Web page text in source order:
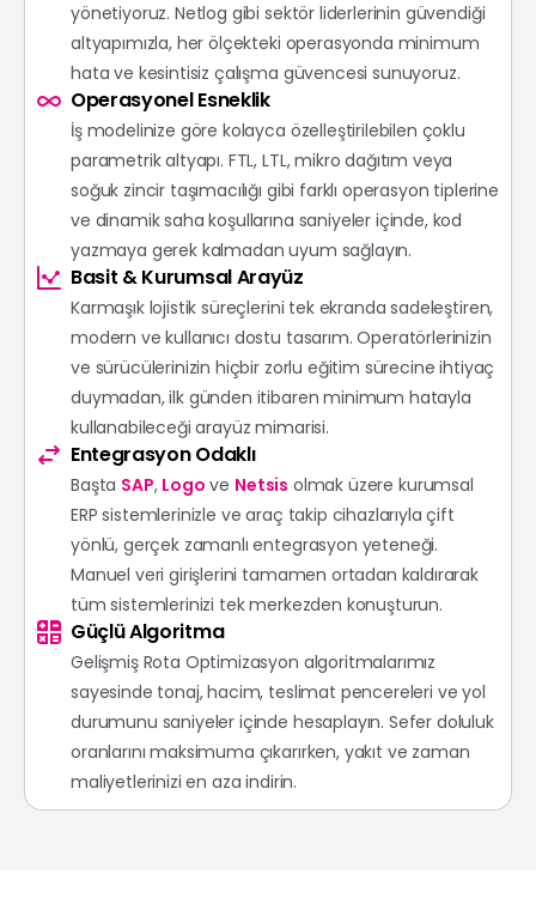
yönetiyoruz. Netlog gibi sektör liderlerinin güvendiği
altyapımızla, her ölçekteki operasyonda minimum
hata ve kesintisiz çalışma güvencesi sunuyoruz.
Operasyonel Esneklik
İş modelinize göre kolayca özelleştirilebilen çoklu
parametrik altyapı. FTL, LTL, mikro dağıtım veya
soğuk zincir taşımacılığı gibi farklı operasyon tiplerine
ve dinamik saha koşullarına saniyeler içinde, kod
yazmaya gerek kalmadan uyum sağlayın.
Basit & Kurumsal Arayüz
Karmaşık lojistik süreçlerini tek ekranda sadeleştiren,
modern ve kullanıcı dostu tasarım. Operatörlerinizin
ve sürücülerinizin hiçbir zorlu eğitim sürecine ihtiyaç
duymadan, ilk günden itibaren minimum hatayla
kullanabileceği arayüz mimarisi.
Entegrasyon Odaklı
Başta SAP, Logo ve Netsis olmak üzere kurumsal
ERP sistemlerinizle ve araç takip cihazlarıyla çift
yönlü, gerçek zamanlı entegrasyon yeteneği.
Manuel veri girişlerini tamamen ortadan kaldırarak
tüm sistemlerinizi tek merkezden konuşturun.
Güçlü Algoritma
Gelişmiş Rota Optimizasyon algoritmalarımız
sayesinde tonaj, hacim, teslimat pencereleri ve yol
durumunu saniyeler içinde hesaplayın. Sefer doluluk
oranlarını maksimuma çıkarırken, yakıt ve zaman
maliyetlerinizi en aza indirin.